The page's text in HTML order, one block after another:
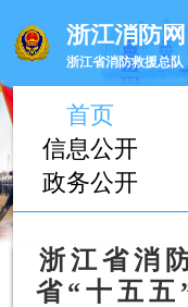
浙江消防网
浙江省消防救援总队
首页
信息公开
政务公开
浙江省消
省“十五五